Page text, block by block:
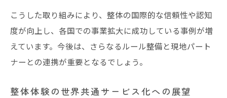
こうした取り組みにより、整体の国際的な信頼性や認知
度が向上し、各国での事業拡大に成功している事例が増
えています。今後は、さらなるルール整備と現地パート
ナーとの連携が重要となるでしょう。
整体体験の世界共通サービス化への展望